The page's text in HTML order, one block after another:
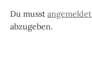
Du musst angemeldet
abzugeben.